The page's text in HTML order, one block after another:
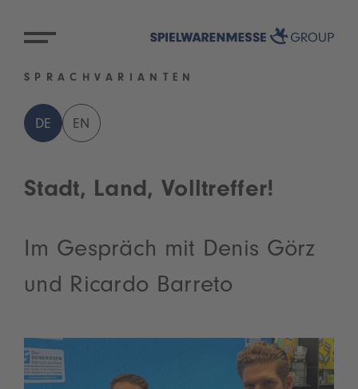
SPRACHVARIANTEN
DE EN
Stadt, Land, Volltreffer!
Im Gespräch mit Denis Görz
und Ricardo Barreto